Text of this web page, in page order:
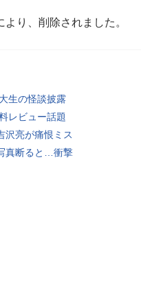
り、削除されました。
生の怪談披露
レビュー話題
亮が痛恨ミス
真断ると…衝撃